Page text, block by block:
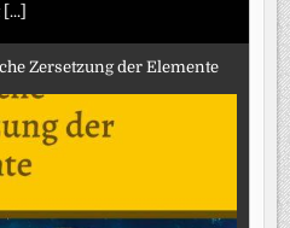
[...]
Zersetzung der Elemente